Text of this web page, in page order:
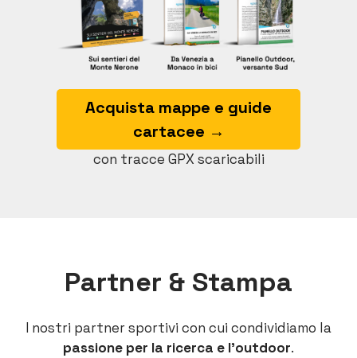
Acquista mappe e guide
cartacee →
con tracce GPX scaricabili
Partner & Stampa
I nostri partner sportivi con cui condividiamo la
passione per la ricerca e l’outdoor.